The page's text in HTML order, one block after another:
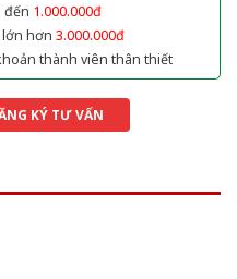
đến 1.000.000đ
hơn 3.000.000đ
thành viên thân thiết
KÝ TƯ VẤN